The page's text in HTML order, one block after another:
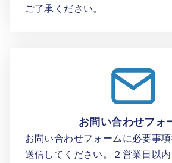
ご了承ください。
お問い合わせフォ
お問い合わせフォームに必要事項
送信してください。２営業日以